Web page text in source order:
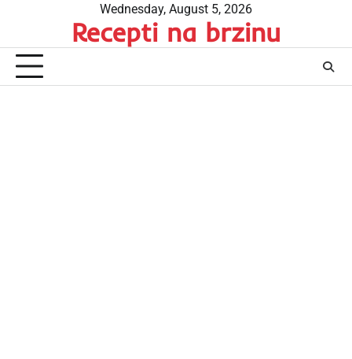
content
Wednesday, August 5, 2026
Recepti na brzinu